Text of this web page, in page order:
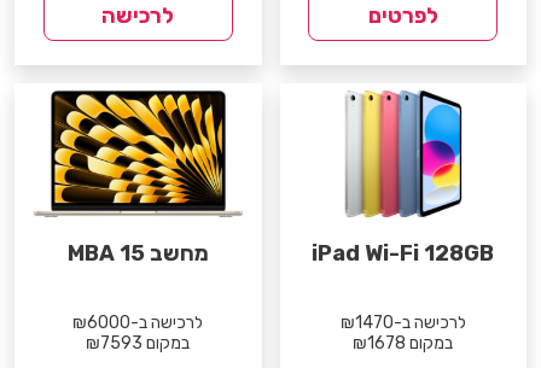
לפרטים לרכישה
iPad Wi-Fi 128GB
לרכישה ב-₪1470
במקום ₪1678
מחשב MBA 15
לרכישה ב-₪6000
במקום ₪7593